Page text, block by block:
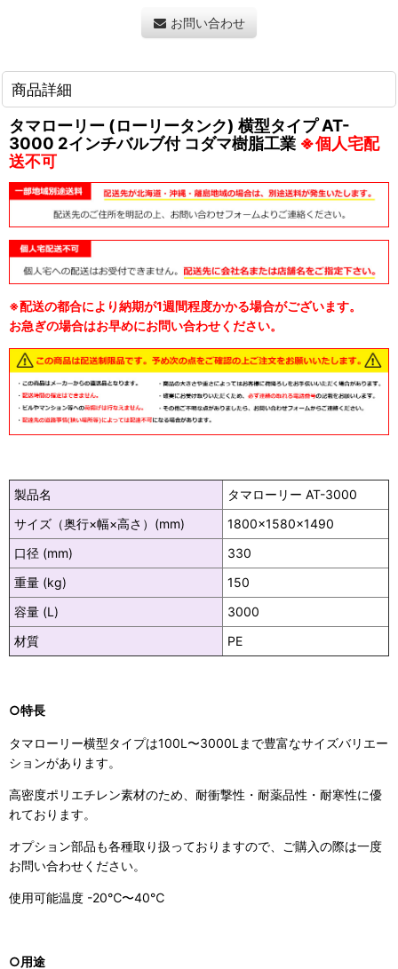
お問い合わせ
商品詳細
タマローリー (ローリータンク) 横型タイプ AT-
3000 2インチバルブ付 コダマ樹脂工業 ※個人宅配
送不可
※配送の都合により納期が1週間程度かかる場合がございます。
お急ぎの場合はお早めにお問い合わせください。
製品名
タマローリー AT-3000
サイズ（奥行×幅×高さ）(mm)
1800×1580×1490
口径 (mm)
330
重量 (kg)
150
容量 (L)
3000
材質
PE
○特長
タマローリー横型タイプは100L〜3000Lまで豊富なサイズバリエー
ションがあります。
高密度ポリエチレン素材のため、耐衝撃性・耐薬品性・耐寒性に優
れております。
オプション部品も各種取り扱っておりますので、ご購入の際は一度
お問い合わせください。
使用可能温度 -20℃〜40℃
○用途